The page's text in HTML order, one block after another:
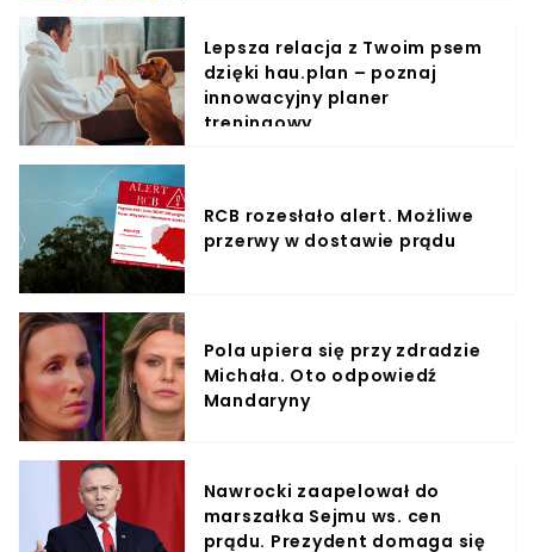
Lepsza relacja z Twoim psem
dzięki hau.plan – poznaj
innowacyjny planer
treningowy
RCB rozesłało alert. Możliwe
przerwy w dostawie prądu
Pola upiera się przy zdradzie
Michała. Oto odpowiedź
Mandaryny
Nawrocki zaapelował do
marszałka Sejmu ws. cen
prądu. Prezydent domaga się